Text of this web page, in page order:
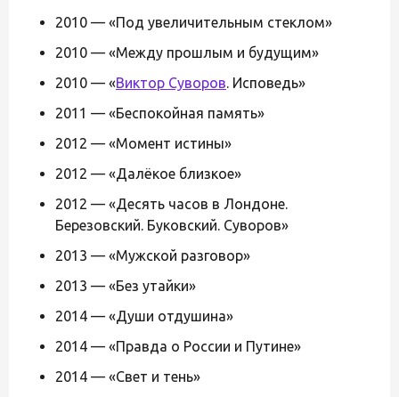
2010 — «Под увеличительным стеклом»
2010 — «Между прошлым и будущим»
2010 — «Виктор Суворов. Исповедь»
2011 — «Беспокойная память»
2012 — «Момент истины»
2012 — «Далёкое близкое»
2012 — «Десять часов в Лондоне.
Березовский. Буковский. Суворов»
2013 — «Мужской разговор»
2013 — «Без утайки»
2014 — «Души отдушина»
2014 — «Правда о России и Путине»
2014 — «Свет и тень»